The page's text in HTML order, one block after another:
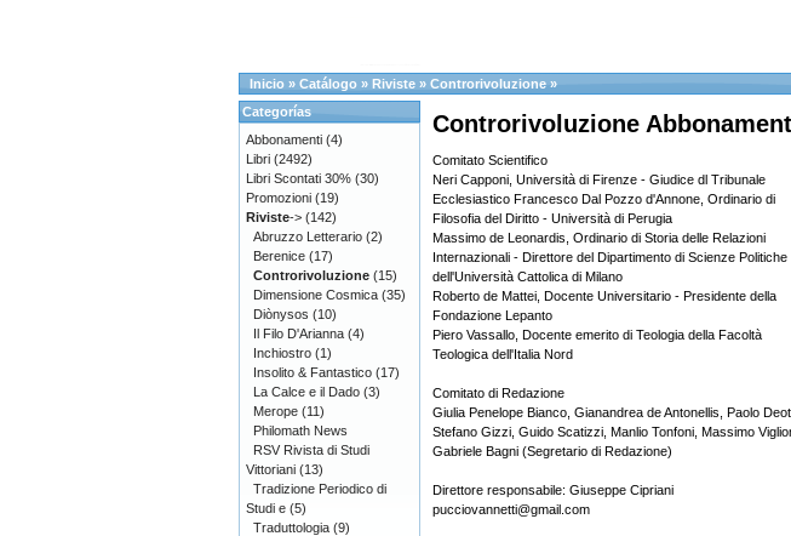
Inicio » Catálogo » Riviste » Controrivoluzione »
Controrivoluzione
Comitato Scientifico
Neri Capponi, Università di Firenze - Giudice dl Tribunale
Ecclesiastico Francesco Dal Pozzo d'Annone, Ordinario di
Filosofia del Diritto - Università di Perugia
Massimo de Leonardis, Ordinario di Storia delle Relazioni
Internazionali - Direttore del Dipartimento di Scienze Politiche
dell'Università Cattolica di Milano
Roberto de Mattei, Docente Universitario - Presidente della
Fondazione Lepanto
Piero Vassallo, Docente emerito di Teologia della Facoltà
Teologica dell'Italia Nord
Comitato di Redazione
Giulia Penelope Bianco, Gianandrea de Antonellis, Paolo
Stefano Gizzi, Guido Scatizzi, Manlio Tonfoni, Massimo
Gabriele Bagni (Segretario di Redazione)
Direttore responsabile: Giuseppe Cipriani
pucciovannetti@gmail.com
Categorías
Abbonamenti (4)
Libri (2492)
Libri Scontati 30% (30)
Promozioni (19)
Riviste-> (142)
Abruzzo Letterario (2)
Berenice (17)
Controrivoluzione (15)
Dimensione Cosmica (35)
Diònysos (10)
Il Filo D'Arianna (4)
Inchiostro (1)
Insolito & Fantastico (17)
La Calce e il Dado (3)
Merope (11)
Philomath News
RSV Rivista di Studi
Vittoriani (13)
Tradizione Periodico di
Studi e (5)
Traduttologia (9)